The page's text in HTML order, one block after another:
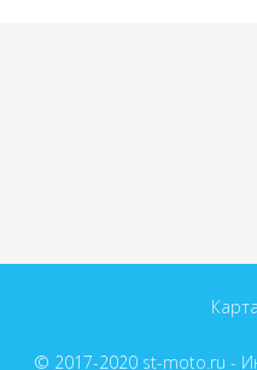
© 2017-2020 st-moto.ru -